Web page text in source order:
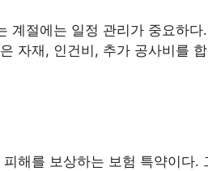
계절에는 일정 관리가 중요하다
자재, 인건비, 추가 공사비를
해를 보상하는 보험 특약이다.